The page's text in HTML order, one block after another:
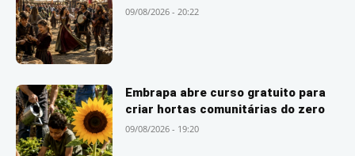
09/08/2026 - 20:22
Embrapa abre curso gratuito para
criar hortas comunitárias do zero
09/08/2026 - 19:20